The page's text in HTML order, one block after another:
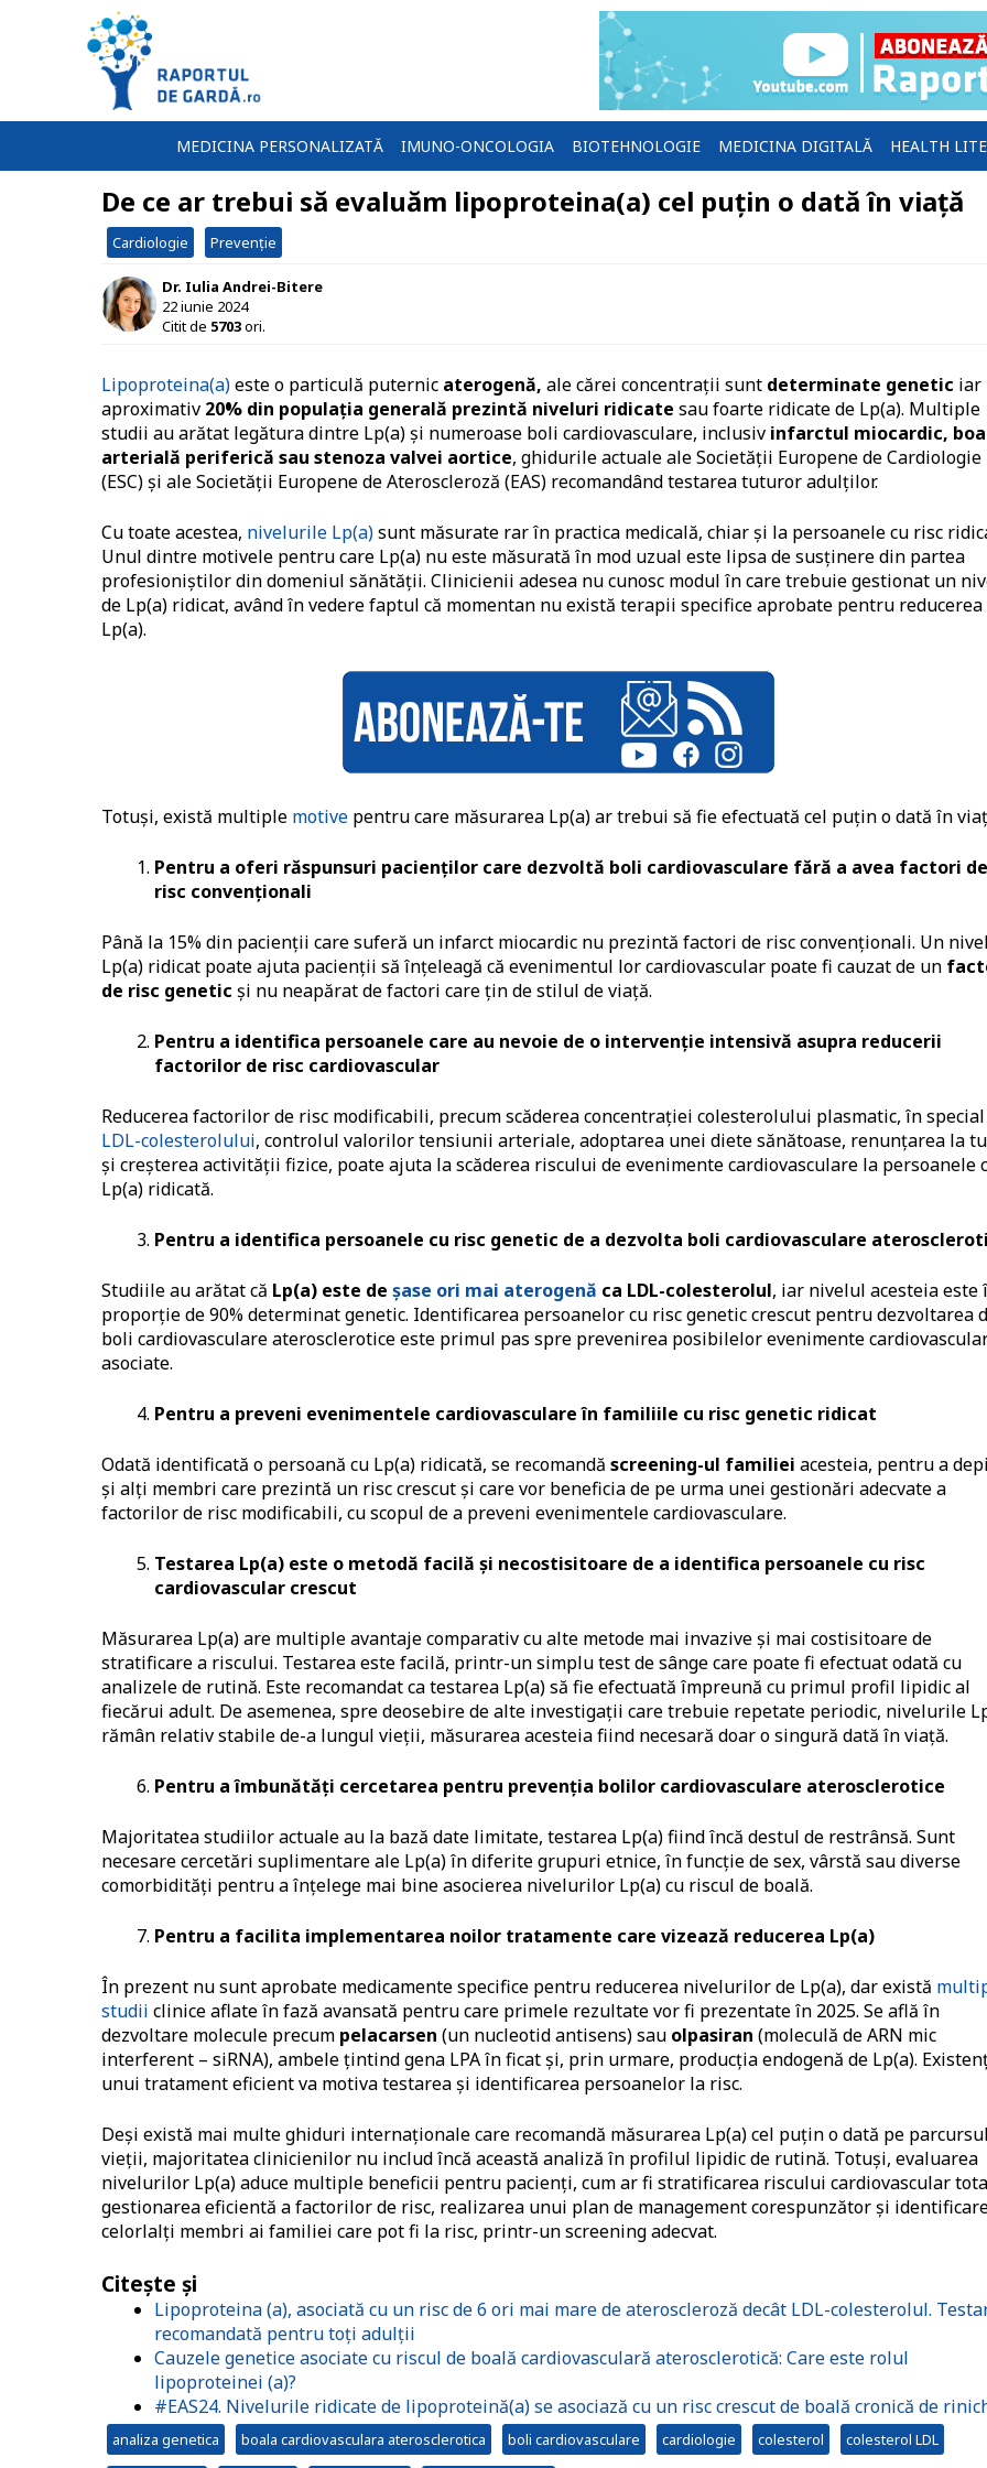
MEDICINA PERSONALIZATĂ IMUNO-ONCOLOGIA BIOTEHNOLOGIE MEDICINA DIGITALĂ HEALTH
De ce ar trebui să evaluăm lipoproteina(a) cel puțin o dată în viață
Cardiologie Prevenție
Dr. Iulia Andrei-Bitere
22 iunie 2024
Citit de 5703ori.
Lipoproteina(a)este o particulă puternic aterogenă, ale cărei concentrații sunt determinate genetic iar
aproximativ 20% din populația generală prezintă niveluri ridicate sau foarte ridicate de Lp(a). Multiple
studii au arătat legătura dintre Lp(a) și numeroase boli cardiovasculare, inclusiv infarctul miocardic,
arterială periferică sau stenoza valvei aortice, ghidurile actuale ale Societății Europene de Cardiologie
(ESC) și ale Societății Europene de Ateroscleroză (EAS) recomandând testarea tuturor adulților.
Cu toate acestea, nivelurile Lp(a)sunt măsurate rar în practica medicală, chiar și la persoanele cu risc
Unul dintre motivele pentru care Lp(a) nu este măsurată în mod uzual este lipsa de susținere din partea
profesioniștilor din domeniul sănătății. Clinicienii adesea nu cunosc modul în care trebuie gestionat un
de Lp(a) ridicat, având în vedere faptul că momentan nu există terapii specifice aprobate pentru reducerea
Lp(a).
Totuși, există multiple motive pentru care măsurarea Lp(a) ar trebui să fie efectuată cel puțin o dată în
Pentru a oferi răspunsuri pacienților care dezvoltă boli cardiovasculare fără a avea factori de
risc convenționali
Până la 15% din pacienții care suferă un infarct miocardic nu prezintă factori de risc convenționali. Un
Lp(a) ridicat poate ajuta pacienții să înțeleagă că evenimentul lor cardiovascular poate fi cauzat de un
de risc genetic și nu neapărat de factori care țin de stilul de viață.
Pentru a identifica persoanele care au nevoie de o intervenție intensivă asupra reducerii
factorilor de risc cardiovascular
Reducerea factorilor de risc modificabili, precum scăderea concentrației colesterolului plasmatic, în
LDL-colesterolului, controlul valorilor tensiunii arteriale, adoptarea unei diete sănătoase, renunțarea la
și creșterea activității fizice, poate ajuta la scăderea riscului de evenimente cardiovasculare la persoanele
Lp(a) ridicată.
Pentru a identifica persoanele cu risc genetic de a dezvolta boli cardiovasculare
Studiile au arătat că Lp(a) este de șase ori mai aterogenă ca LDL-colesterolul, iar nivelul acesteia este
proporție de 90% determinat genetic. Identificarea persoanelor cu risc genetic crescut pentru dezvoltarea
boli cardiovasculare aterosclerotice este primul pas spre prevenirea posibilelor evenimente
asociate.
Pentru a preveni evenimentele cardiovasculare în familiile cu risc genetic ridicat
Odată identificată o persoană cu Lp(a) ridicată, se recomandă screening-ul familiei acesteia, pentru a
și alți membri care prezintă un risc crescut și care vor beneficia de pe urma unei gestionări adecvate a
factorilor de risc modificabili, cu scopul de a preveni evenimentele cardiovasculare.
Testarea Lp(a) este o metodă facilă și necostisitoare de a identifica persoanele cu risc
cardiovascular crescut
Măsurarea Lp(a) are multiple avantaje comparativ cu alte metode mai invazive și mai costisitoare de
stratificare a riscului. Testarea este facilă, printr-un simplu test de sânge care poate fi efectuat odată cu
analizele de rutină. Este recomandat ca testarea Lp(a) să fie efectuată împreună cu primul profil lipidic al
fiecărui adult. De asemenea, spre deosebire de alte investigații care trebuie repetate periodic, nivelurile
rămân relativ stabile de-a lungul vieții, măsurarea acesteia fiind necesară doar o singură dată în viață.
Pentru a îmbunătăți cercetarea pentru prevenția bolilor cardiovasculare aterosclerotice
Majoritatea studiilor actuale au la bază date limitate, testarea Lp(a) fiind încă destul de restrânsă. Sunt
necesare cercetări suplimentare ale Lp(a) în diferite grupuri etnice, în funcție de sex, vârstă sau diverse
comorbidități pentru a înțelege mai bine asocierea nivelurilor Lp(a) cu riscul de boală.
Pentru a facilita implementarea noilor tratamente care vizează reducerea Lp(a)
În prezent nu sunt aprobate medicamente specifice pentru reducerea nivelurilor de Lp(a), dar există
studii clinice aflate în fază avansată pentru care primele rezultate vor fi prezentate în 2025. Se află în
dezvoltare molecule precum pelacarsen (un nucleotid antisens) sau olpasiran (moleculă de ARN mic
interferent – siRNA), ambele țintind gena LPA în ficat și, prin urmare, producția endogenă de Lp(a).
unui tratament eficient va motiva testarea și identificarea persoanelor la risc.
Deși există mai multe ghiduri internaționale care recomandă măsurarea Lp(a) cel puțin o dată pe
vieții, majoritatea clinicienilor nu includ încă această analiză în profilul lipidic de rutină. Totuși, evaluarea
nivelurilor Lp(a) aduce multiple beneficii pentru pacienți, cum ar fi stratificarea riscului cardiovascular
gestionarea eficientă a factorilor de risc, realizarea unui plan de management corespunzător și
celorlalți membri ai familiei care pot fi la risc, printr-un screening adecvat.
Citește și
Lipoproteina (a), asociată cu un risc de 6 ori mai mare de ateroscleroză decât LDL-colesterolul.
recomandată pentru toți adulții
Cauzele genetice asociate cu riscul de boală cardiovasculară aterosclerotică: Care este rolul
lipoproteinei (a)?
#EAS24. Nivelurile ridicate de lipoproteină(a) se asociază cu un risc crescut de boală cronică de
analiza genetica boala cardiovasculara aterosclerotica boli cardiovasculare cardiologie colesterol colesterol LDL